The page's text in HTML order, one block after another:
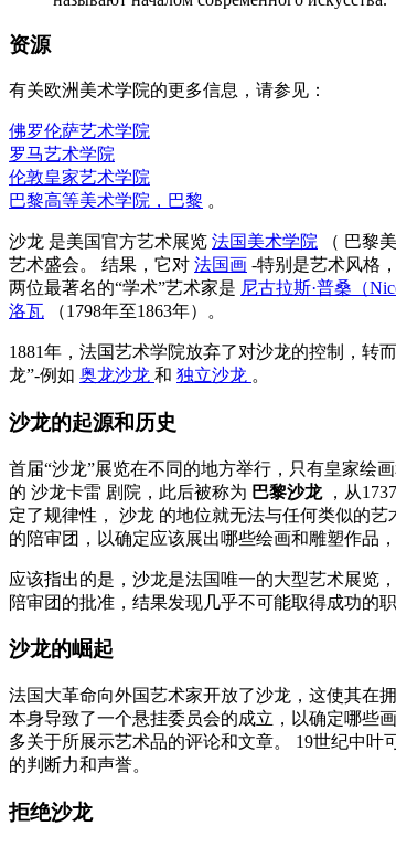
资源
有关欧洲美术学院的更多信息，请参见：
佛罗伦萨艺术学院
罗马艺术学院
伦敦皇家艺术学院
巴黎高等美术学院，巴黎 。
沙龙 是美国官方艺术展览 法国美术学院 （ 巴黎
艺术盛会。 结果，它对 法国画 -特别是艺术风格
两位最著名的“学术”艺术家是 尼古拉斯·普桑（
洛瓦 （1798年至1863年）。
1881年，法国艺术学院放弃了对沙龙的控制，转
龙”-例如 奥龙沙龙 和 独立沙龙 。
沙龙的起源和历史
首届“沙龙”展览在不同的地方举行，只有皇家绘
的 沙龙卡雷 剧院，此后被称为 巴黎沙龙
，从
定了规律性， 沙龙 的地位就无法与任何类似的艺
的陪审团，以确定应该展出哪些绘画和雕塑作品
应该指出的是，沙龙是法国唯一的大型艺术展览
陪审团的批准，结果发现几乎不可能取得成功的
沙龙的崛起
法国大革命向外国艺术家开放了沙龙，这使其在
本身导致了一个悬挂委员会的成立，以确定哪些
多关于所展示艺术品的评论和文章。 19世纪中
的判断力和声誉。
拒绝沙龙